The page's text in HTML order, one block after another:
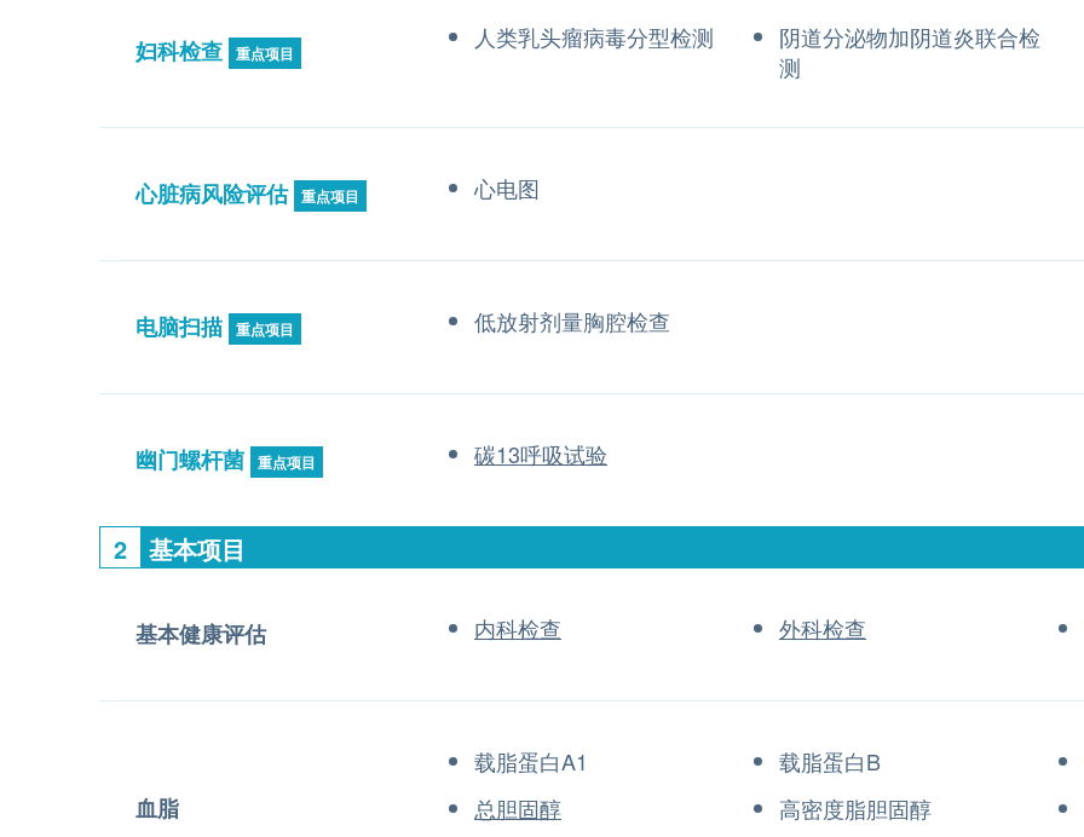
妇科检查 重点项目
人类乳头瘤病毒分型检测
阴道分泌物加阴道炎联合检
测
心脏病风险评估 重点项目 心电图
电脑扫描 重点项目 低放射剂量胸腔检查
幽门螺杆菌 重点项目 碳13呼吸试验
2 基本项目
基本健康评估 内科检查 外科检查
血脂
载脂蛋白A1
载脂蛋白B
总胆固醇
高密度脂胆固醇